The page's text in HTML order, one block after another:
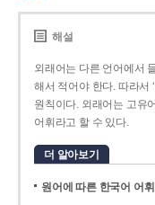
해설
외래어는 다른 언어에서
해서 적어야 한다. 따라서
원칙이다. 외래어는 고유
어휘라고 할 수 있다.
더 알아보기
원어에 따른 한국어 어휘